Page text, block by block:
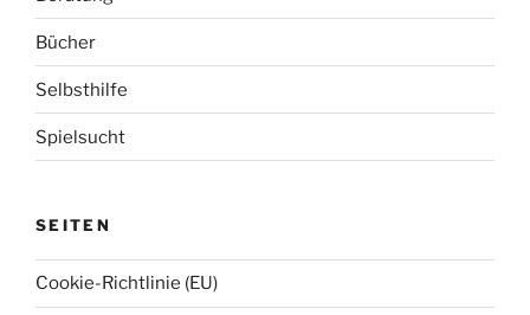
o
n
c
h
:
Bücher
Selbsthilfe
Spielsucht
SEITEN
Cookie-Richtlinie (EU)